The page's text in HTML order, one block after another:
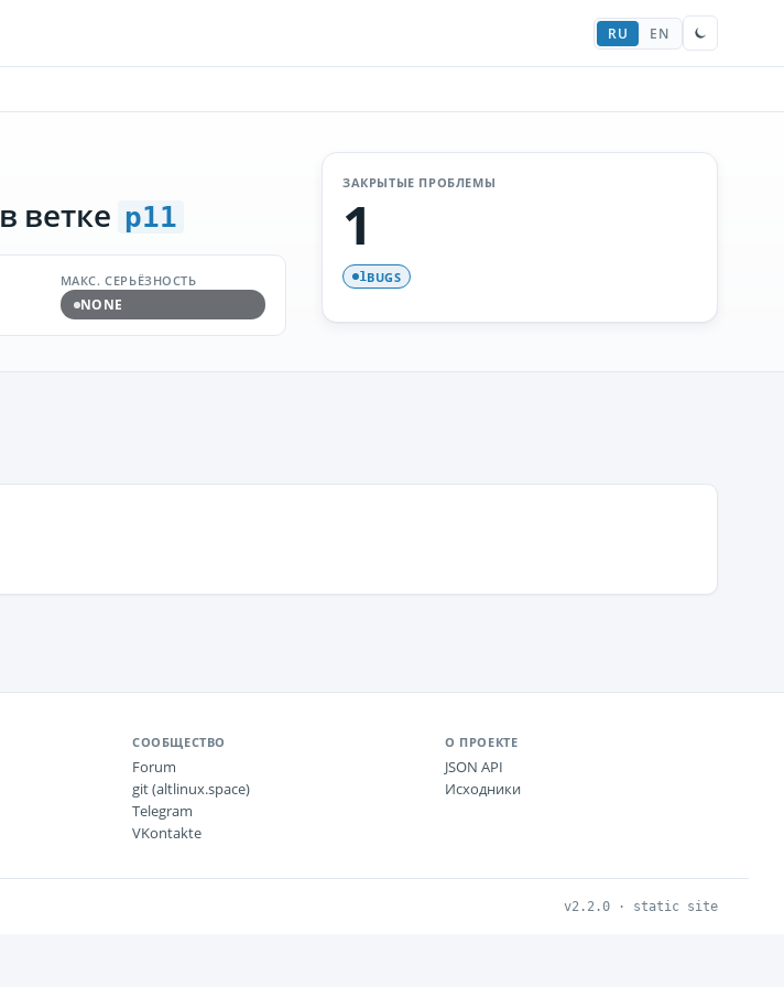
RU EN
в ветке p11
МАКС. СЕРЬЁЗНОСТЬ
NONE
ЗАКРЫТЫЕ ПРОБЛЕМЫ
1
1BUGS
СООБЩЕСТВО
Forum
git (altlinux.space)
Telegram
VKontakte
О ПРОЕКТЕ
JSON API
Исходники
v2.2.0 · static site